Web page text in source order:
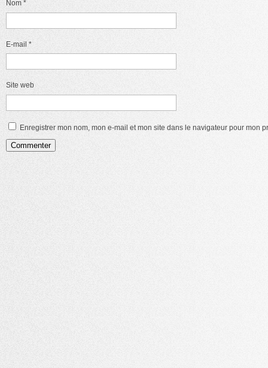
Nom *
E-mail *
Site web
Enregistrer mon nom, mon e-mail et mon site dans le navigateur pour mon